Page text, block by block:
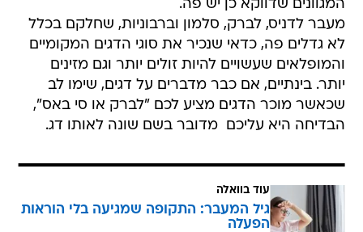
המגוונים שדווקא כן יש פה.
מעבר לדניס, לברק, סלמון וברבוניות, שחלקם בכלל
לא גדלים פה, כדאי שנכיר את סוגי הדגים המקומיים
והמופלאים שעשויים להיות זולים יותר וגם מזינים
יותר. בינתיים, אם כבר מדברים על דגים, שימו לב
שכאשר מוכר הדגים מציע לכם "לברק או סי באס",
הבדיחה היא עליכם  מדובר בשם שונה לאותו דג.
עוד בוואלה
גיל המעבר: התקופה שמגיעה בלי הוראות
הפעלה